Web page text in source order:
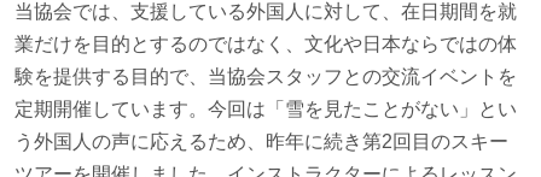
当協会では、支援している外国人に対して、在日期間を就
業だけを目的とするのではなく、文化や日本ならではの体
験を提供する目的で、当協会スタッフとの交流イベントを
定期開催しています。今回は「雪を見たことがない」とい
う外国人の声に応えるため、昨年に続き第2回目のスキー